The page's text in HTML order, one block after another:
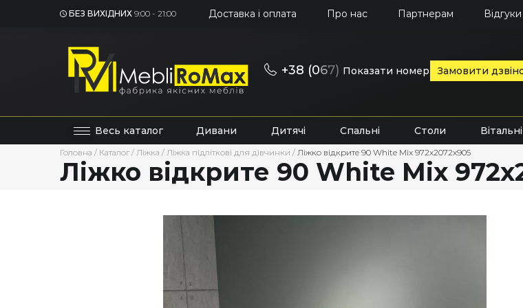
БЕЗ ВИХІДНИХ 9:00 - 21:00 Доставка і оплата Про нас Партнерам Відгуки
+38 (067) Показати номер Замовити
Весь каталог Дивани Дитячі Спальні Столи Вітальні
Головна / Каталог / Ліжка / Ліжка підліткові для дівчинки / Ліжко відкрите 90 White Mix 972х2072х905
Ліжко відкрите 90 White Mix